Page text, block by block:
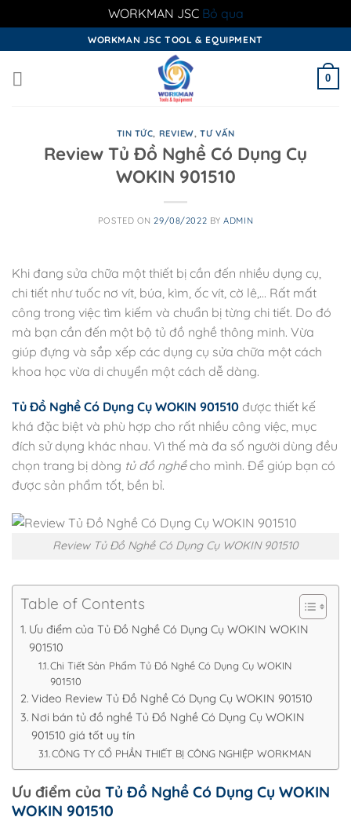
WORKMAN JSC Bỏ qua
to
content
WORKMAN JSC TOOL & EQUIPMENT
0
TIN TỨC, REVIEW,TƯ VẤN
Review Tủ Đồ Nghề Có Dụng Cụ
WOKIN 901510
POSTED ON29/08/2022 BYADMIN
Khi đang sửa chữa một thiết bị cần đến nhiều dụng cụ,
chi tiết như tuốc nơ vít, búa, kìm, ốc vít, cờ lê,… Rất mất
công trong việc tìm kiếm và chuẩn bị từng chi tiết. Do đó
mà bạn cần đến một bộ tủ đồ nghề thông minh. Vừa
giúp đựng và sắp xếp các dụng cụ sửa chữa một cách
khoa học vừa di chuyển một cách dễ dàng.
Tủ Đồ Nghề Có Dụng Cụ WOKIN 901510 được thiết kế
khá đặc biệt và phù hợp cho rất nhiều công việc, mục
đích sử dụng khác nhau. Vì thế mà đa số người dùng đều
chọn trang bị dòng tủ đồ nghềcho mình. Để giúp bạn có
được sản phẩm tốt, bền bỉ.
Review Tủ Đồ Nghề Có Dụng Cụ WOKIN 901510
Table of Contents
Ưu điểm của Tủ Đồ Nghề Có Dụng Cụ WOKIN WOKIN
901510
Chi Tiết Sản Phẩm Tủ Đồ Nghề Có Dụng Cụ WOKIN
901510
Video Review Tủ Đồ Nghề Có Dụng Cụ WOKIN 901510
Nơi bán tủ đồ nghề Tủ Đồ Nghề Có Dụng Cụ WOKIN
901510 giá tốt uy tín
CÔNG TY CỔ PHẦN THIẾT BỊ CÔNG NGHIỆP WORKMAN
Ưu điểm của Tủ Đồ Nghề Có Dụng Cụ WOKIN
WOKIN 901510